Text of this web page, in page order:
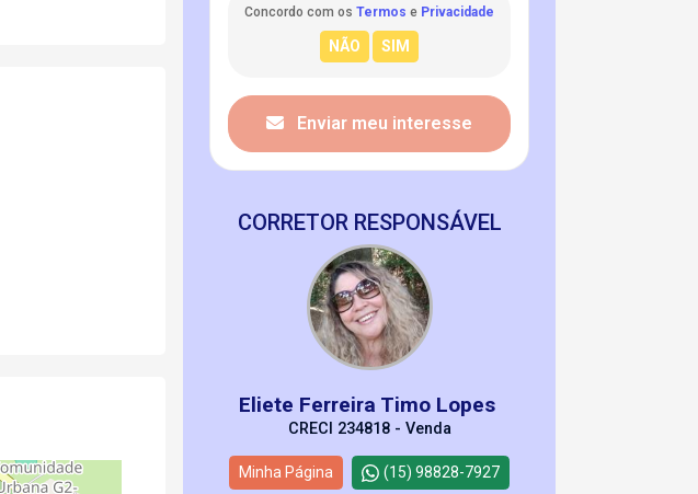
Concordo com os Termos e Privacidade
Enviar meu interesse
CORRETOR RESPONSÁVEL
Eliete Ferreira Timo Lopes
CRECI 234818 - Venda
Minha Página (15) 98828-7927